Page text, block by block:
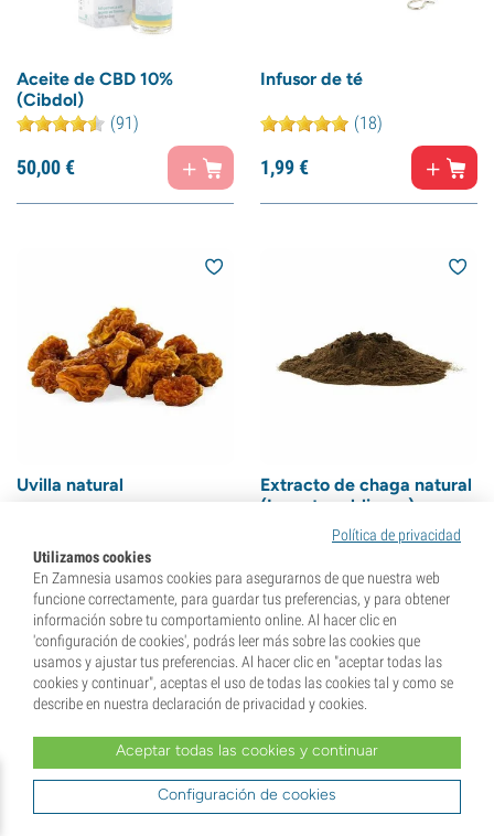
Aceite de CBD 10%
(Cibdol)
(91)
50,00€
Infusor de té
(18)
1,99€
Uvilla natural
10,99€
Extracto de chaga natural
(Inonotus obliquus)
(1)
74,99€
- 15% - 10%
Política de privacidad
Utilizamos cookies
En Zamnesia usamos cookies para asegurarnos de que nuestra web
funcione correctamente, para guardar tus preferencias, y para obtener
información sobre tu comportamiento online. Al hacer clic en
'configuración de cookies', podrás leer más sobre las cookies que
usamos y ajustar tus preferencias. Al hacer clic en "aceptar todas las
cookies y continuar", aceptas el uso de todas las cookies tal y como se
describe en nuestra declaración de privacidad y cookies.
Aceptar todas las cookies y continuar
Configuración de cookies